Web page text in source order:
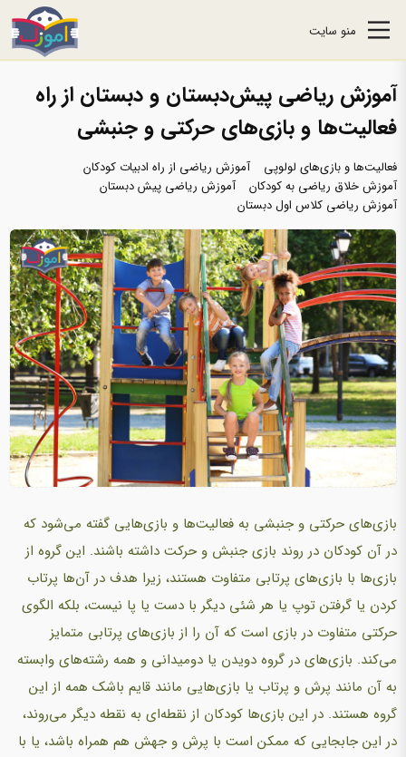
منو سایت
آموزش ریاضی پیش‌دبستان و دبستان از راه
فعالیت‌ها و بازی‌های حرکتی و جنبشی
فعالیت‌ها و بازی‌های لولوپی
آموزش ریاضی از راه ادبیات کودکان
آموزش خلاق ریاضی به کودکان
آموزش ریاضی پیش دبستان
آموزش ریاضی کلاس اول دبستان
بازی‌های حرکتی و جنبشی به فعالیت‌ها و بازی‌هایی گفته می‌شود که
در آن کودکان در روند بازی جنبش و حرکت داشته باشند. این گروه از
بازی‌ها با بازی‌های پرتابی متفاوت هستند، زیرا هدف در آن‌ها پرتاب
کردن یا گرفتن توپ یا هر شئی دیگر با دست یا پا نیست، بلکه الگوی
حرکتی متفاوت در بازی است که آن را از بازی‌های پرتابی متمایز
می‌کند. بازی‌‌های در گروه دویدن یا دومیدانی و همه رشته‌های وابسته
به آن مانند پرش و پرتاب یا بازی‌هایی مانند قایم باشک همه از این
گروه هستند. در این بازی‌ها کودکان از نقطه‌ای به نقطه دیگر می‌روند،
در این جابجایی که ممکن است با پرش و جهش هم همراه باشد، یا با